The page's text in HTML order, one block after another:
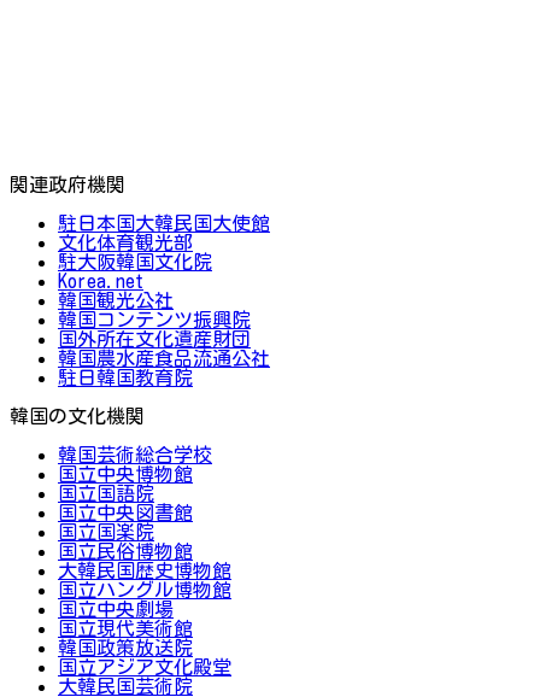
関連政府機関
駐日本国大韓民国大使館
文化体育観光部
駐大阪韓国文化院
Korea.net
韓国観光公社
韓国コンテンツ振興院
国外所在文化遺産財団
韓国農水産食品流通公社
駐日韓国教育院
韓国の文化機関
韓国芸術総合学校
国立中央博物館
国立国語院
国立中央図書館
国立国楽院
国立民俗博物館
大韓民国歴史博物館
国立ハングル博物館
国立中央劇場
国立現代美術館
韓国政策放送院
国立アジア文化殿堂
大韓民国芸術院